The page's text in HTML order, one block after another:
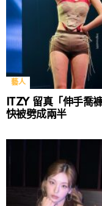
藝人
ITZY 留真「伸手喬
快被劈成兩半